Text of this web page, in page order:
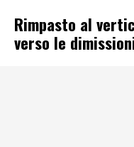
Rimpasto al
verso le